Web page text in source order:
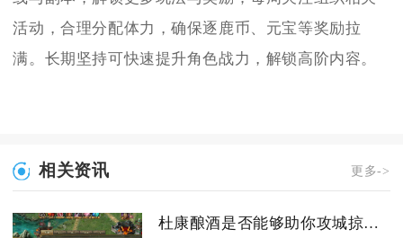
活动，合理分配体力，确保逐鹿币、元宝等奖励拉
满。长期坚持可快速提升角色战力，解锁高阶内容。
相关资讯 更多->
杜康酿酒是否能够助你攻城掠地成功